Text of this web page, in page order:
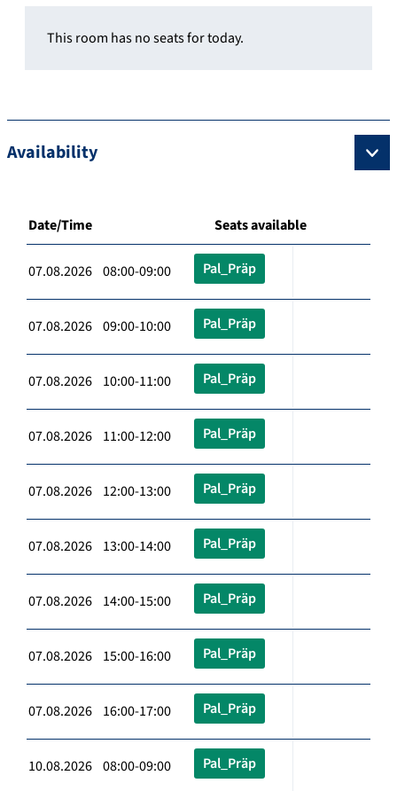
This room has no seats for today.
Availability
Date/Time Seats available
07.08.2026 08:00-09:00 Pal_Präp
07.08.2026 09:00-10:00 Pal_Präp
07.08.2026 10:00-11:00 Pal_Präp
07.08.2026 11:00-12:00 Pal_Präp
07.08.2026 12:00-13:00 Pal_Präp
07.08.2026 13:00-14:00 Pal_Präp
07.08.2026 14:00-15:00 Pal_Präp
07.08.2026 15:00-16:00 Pal_Präp
07.08.2026 16:00-17:00 Pal_Präp
10.08.2026 08:00-09:00 Pal_Präp